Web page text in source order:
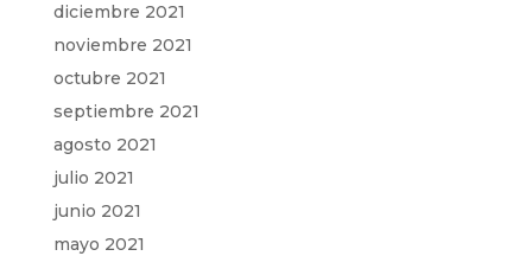
diciembre 2021
noviembre 2021
octubre 2021
septiembre 2021
agosto 2021
julio 2021
junio 2021
mayo 2021